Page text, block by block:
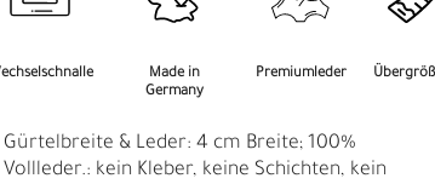
Made in
Germany
Premiumleder
Gürtelbreite & Leder: 4 cm Breite; 100%
Vollleder.: kein Kleber, keine Schichten, kein